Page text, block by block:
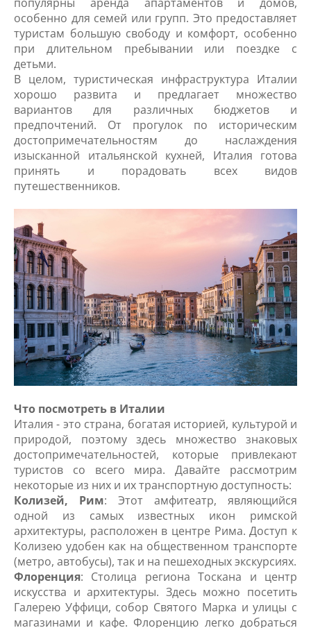
популярны аренда апартаментов и домов,
особенно для семей или групп. Это предоставляет
туристам большую свободу и комфорт, особенно
при длительном пребывании или поездке с
детьми.
В целом, туристическая инфраструктура Италии
хорошо развита и предлагает множество
вариантов для различных бюджетов и
предпочтений. От прогулок по историческим
достопримечательностям до наслаждения
изысканной итальянской кухней, Италия готова
принять и порадовать всех видов
путешественников.
Что посмотреть в Италии
Италия - это страна, богатая историей, культурой и
природой, поэтому здесь множество знаковых
достопримечательностей, которые привлекают
туристов со всего мира. Давайте рассмотрим
некоторые из них и их транспортную доступность:
Колизей, Рим: Этот амфитеатр, являющийся
одной из самых известных икон римской
архитектуры, расположен в центре Рима. Доступ к
Колизею удобен как на общественном транспорте
(метро, автобусы), так и на пешеходных экскурсиях.
Флоренция: Столица региона Тоскана и центр
искусства и архитектуры. Здесь можно посетить
Галерею Уффици, собор Святого Марка и улицы с
магазинами и кафе. Флоренцию легко добраться